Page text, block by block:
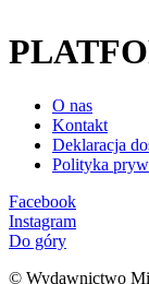
O nas
Kontakt
Deklaracja
Polityka
Facebook
Instagram
Do góry
© Wydawnictwo